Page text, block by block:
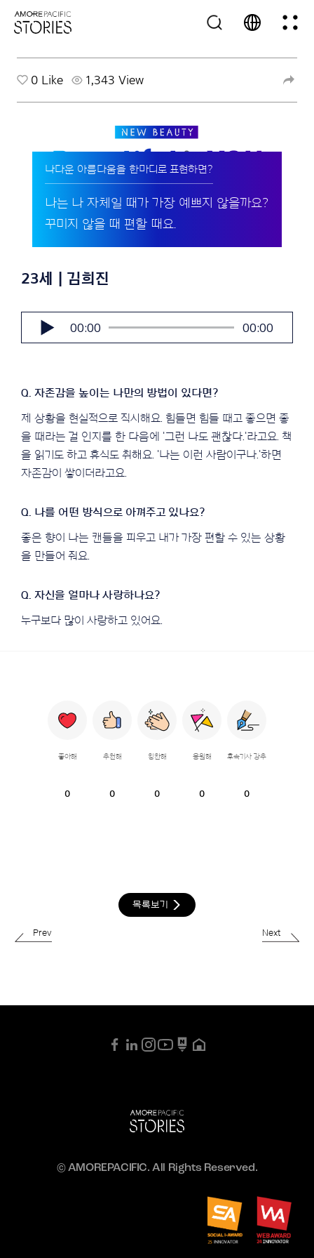
0 Like 1,343 View
나다운 아름다움을 한마디로 표현하면?
나는 나 자체일 때가 가장 예쁘지 않을까요?
꾸미지 않을 때 편할 때요.
23세 | 김희진
이
00:00 00:00
제 상황을 현실적으로 직시해요. 힘들면 힘들 때고 좋으면 좋
을 때라는 걸 인지를 한 다음에 '그런 나도 괜찮다.'라고요. 책
을 읽기도 하고 휴식도 취해요. '나는 이런 사람이구나.'하면
자존감이 쌓이더라고요.
좋은 향이 나는 캔들을 피우고 내가 가장 편할 수 있는 상황
을 만들어 줘요.
누구보다 많이 사랑하고 있어요.
좋아해
0
추천해
0
칭찬해
0
응원해
0
후속기사 강추
0
목록보기
Prev Next
© AMOREPACIFIC. All Rights Reserved.